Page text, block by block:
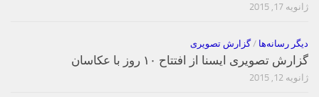
ژانویه 17, 2015
دیگر رسانه‌ها /گزارش تصویری
گزارش تصویری ایسنا از افتتاح ۱۰ روز با عکاسان
ژانویه 12, 2015